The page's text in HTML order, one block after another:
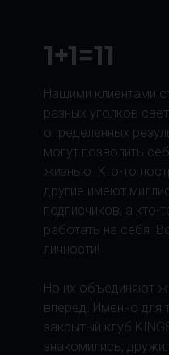
1+1=11
Нашими клиентами
разных уголков
определенных
могут позволить
жизнью. Кто-то
другие имеют
подписчиков, а кто-
работать на себя.
личности!
Но их объединяют
вперед. Именно для
закрытый клуб
знакомились,